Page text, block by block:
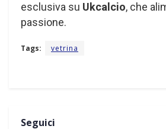
esclusiva su Ukcalcio, che
passione.
Tags: vetrina
Seguici